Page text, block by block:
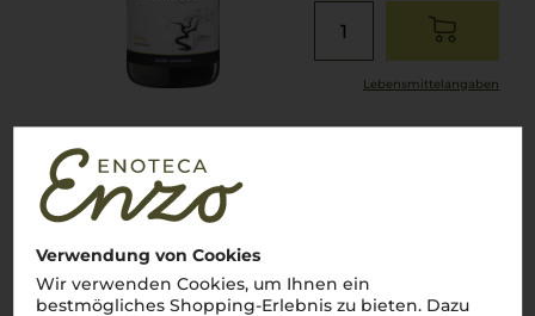
Verwendung von Cookies
Wir verwenden Cookies, um Ihnen ein
bestmögliches Shopping-Erlebnis zu bieten. Dazu
Lebensmittel­angaben
2023
Chardonnay "DOSS"
Weingut Castelfeder
Chardonnay